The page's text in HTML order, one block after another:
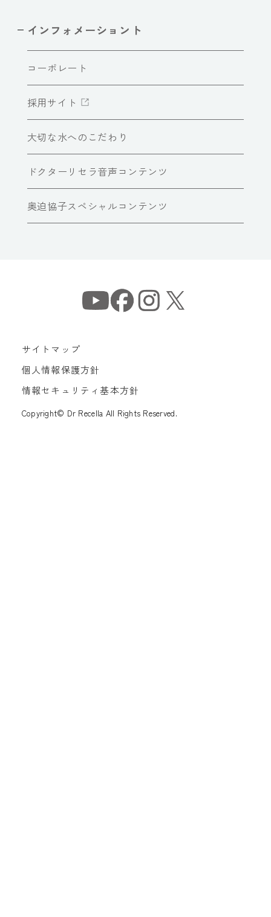
インフォメーショント
コーポレート
採用サイト
大切な水へのこだわり
ドクターリセラ音声コンテンツ
奥迫協子スペシャルコンテンツ
サイトマップ
個人情報保護方針
情報セキュリティ基本方針
Copyright© Dr Recella All Rights Reserved.